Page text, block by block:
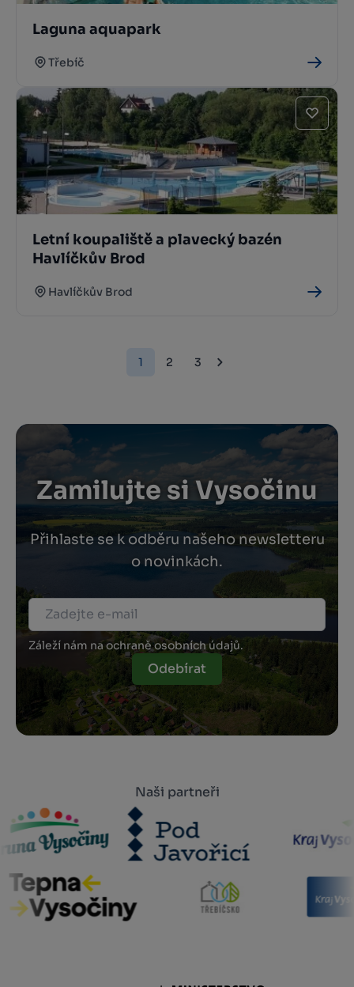
Laguna aquapark
Třebíč
Letní koupaliště a plavecký bazén
Havlíčkův Brod
Havlíčkův Brod
1 2 3
Zamilujte si Vysočinu
Přihlaste se k odběru našeho newsletteru
o novinkách.
Záleží nám na ochraně osobních údajů.
Odebírat
Naši partneři